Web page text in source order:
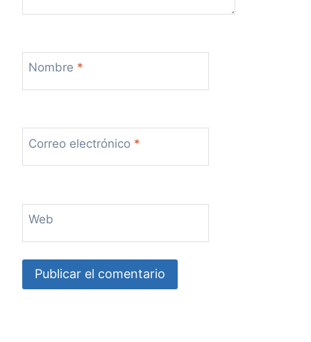
Nombre *
Correo electrónico *
Web